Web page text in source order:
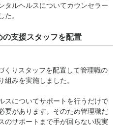
タルヘルスについてカウンセラー
た。
支援スタッフを配置
くりスタッフを配置して管理職の
組みを実施しました。
スについてサポートを行うだけで
要があります。そのため管理職だ
のサポートまで手が回らない現実